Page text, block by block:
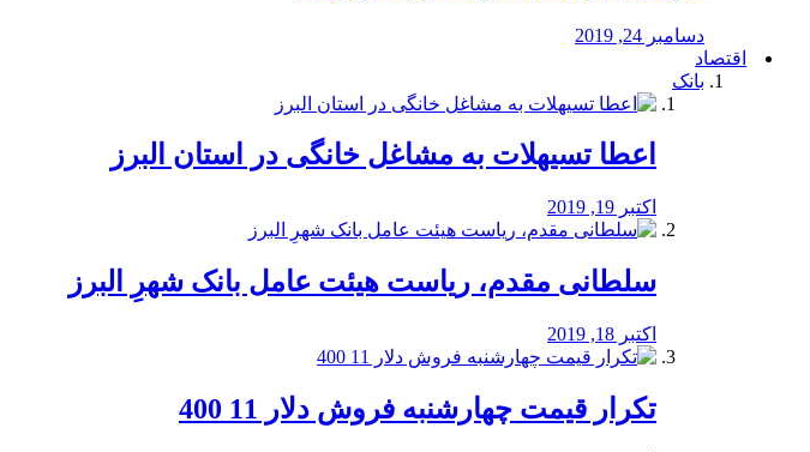
دسامبر 24, 2019
اقتصاد
بانک
️اعطا تسیهلات به مشاغل خانگی در استان البرز
اکتبر 19, 2019
سلطانی مقدم، ریاست هیئت عامل بانک شهرِ البرز
اکتبر 18, 2019
تکرار قیمت چهارشنبه فروش دلار 11 400